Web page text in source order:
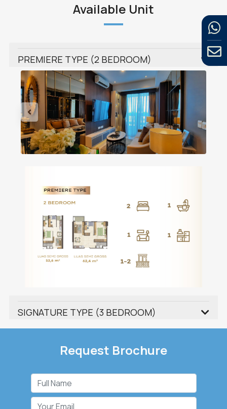
Available Unit
PREMIERE TYPE (2 BEDROOM)
SIGNATURE TYPE (3 BEDROOM)
Request Brochure